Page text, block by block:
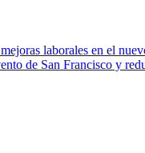
laborales en el
de San Francisco y